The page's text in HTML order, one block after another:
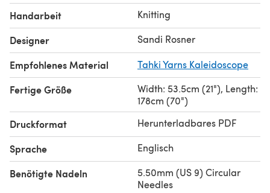
colour B –
3 balls shown in 2427 Amethyst Sky
Needles: US 9 (5.50mm) 32” circular
Gauge:16 sts and 32 rows = 4” in garter stitch
Handarbeit Knitting
Designer Sandi Rosner
Empfohlenes Material Tahki Yarns Kaleidoscope
Fertige Größe
Width: 53.5cm (21"), Length:
178cm (70")
Druckformat Herunterladbares PDF
Sprache Englisch
Benötigte Nadeln
5.50mm (US 9) Circular
Needles